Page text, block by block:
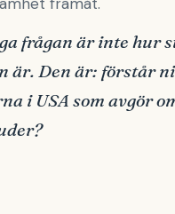
frågan är inte hur
är. Den är: förstår
i USA som avgör